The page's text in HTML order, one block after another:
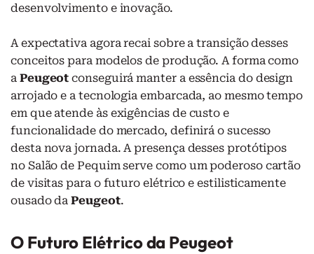
desenvolvimento e inovação.
A expectativa agora recai sobre a transição desses
conceitos para modelos de produção. A forma como
a Peugeot conseguirá manter a essência do design
arrojado e a tecnologia embarcada, ao mesmo tempo
em que atende às exigências de custo e
funcionalidade do mercado, definirá o sucesso
desta nova jornada. A presença desses protótipos
no Salão de Pequim serve como um poderoso cartão
de visitas para o futuro elétrico e estilisticamente
ousado daPeugeot.
O Futuro Elétrico da Peugeot